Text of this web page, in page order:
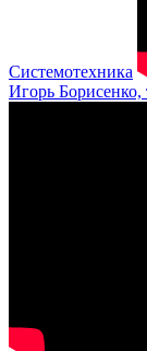
Системотехника
Игорь